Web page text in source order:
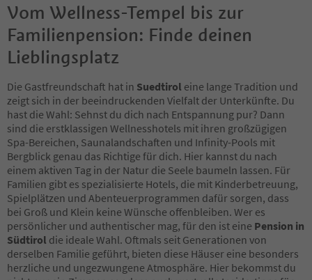
30
31
32
33
34
35
36
37
38
39
40
41
42
43
44
45
46
47
48
49
Vom Wellness-Tempel bis zur
Familienpension: Finde deinen
Lieblingsplatz
Die Gastfreundschaft hat in Suedtirol eine lange Tradition und
zeigt sich in der beeindruckenden Vielfalt der Unterkünfte. Du
hast die Wahl: Sehnst du dich nach Entspannung pur? Dann
sind die erstklassigen Wellnesshotels mit ihren großzügigen
Spa-Bereichen, Saunalandschaften und Infinity-Pools mit
Bergblick genau das Richtige für dich. Hier kannst du nach
einem aktiven Tag in der Natur die Seele baumeln lassen. Für
Familien gibt es spezialisierte Hotels, die mit Kinderbetreuung,
Spielplätzen und Abenteuerprogrammen dafür sorgen, dass
bei Groß und Klein keine Wünsche offenbleiben. Wer es
persönlicher und authentischer mag, für den ist eine Pension in
Südtirol die ideale Wahl. Oftmals seit Generationen von
derselben Familie geführt, bieten diese Häuser eine besonders
herzliche und ungezwungene Atmosphäre. Hier bekommst du